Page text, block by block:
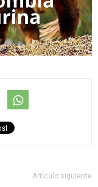
Artículo siguiente